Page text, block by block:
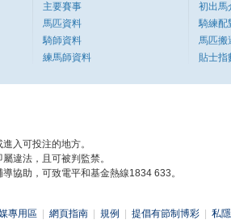
主要賽事
馬匹資料
騎師資料
練馬師資料
初出馬
騎練配
馬匹搬
貼士指
入可投注的地方。
違法，且可被判監禁。
協助，可致電平和基金熱線1834 633。
專用區 網頁指南 規例 提倡有節制博彩 私